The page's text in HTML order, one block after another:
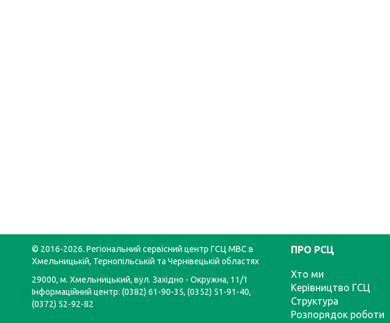
© 2016-2026. Регіональний сервісний центр ГСЦ МВС в
Хмельницькій, Тернопільській та Чернівецькій областях
29000, м. Хмельницький, вул. Західно - Окружна, 11/1
Інформаційний центр: (0382) 61-90-35, (0352) 51-91-40,
(0372) 52-92-82
ПРО РСЦ
Хто ми
Керівництво ГСЦ
Структура
Розпорядок роботи